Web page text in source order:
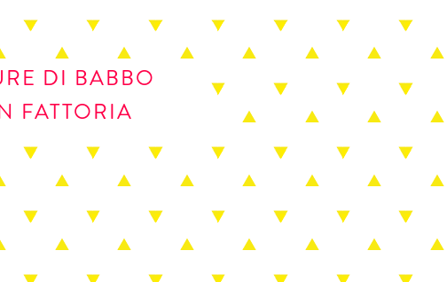
DI BABBO
FATTORIA